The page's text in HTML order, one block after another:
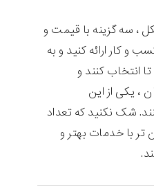
، سه گزینه با قیمت و
کار ارائه کنید و به
انتخاب کنند و
، یکی از این
شک نکنید که تعداد
تر با خدمات بهتر و